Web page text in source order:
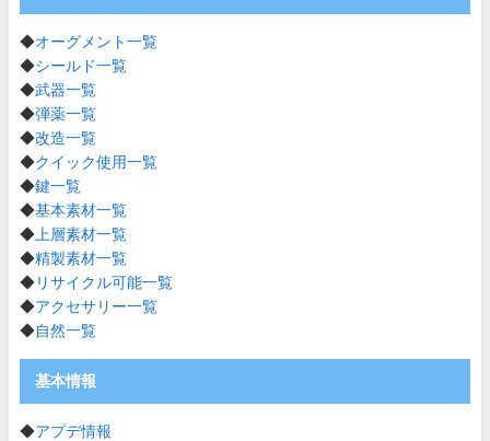
◆オーグメント一覧
◆シールド一覧
◆武器一覧
◆弾薬一覧
◆改造一覧
◆クイック使用一覧
◆鍵一覧
◆基本素材一覧
◆ 上層素材一覧
◆精製素材一覧
◆ リサイクル可能一覧
◆アクセサリー一覧
◆自然一覧
基本情報
◆アプデ情報